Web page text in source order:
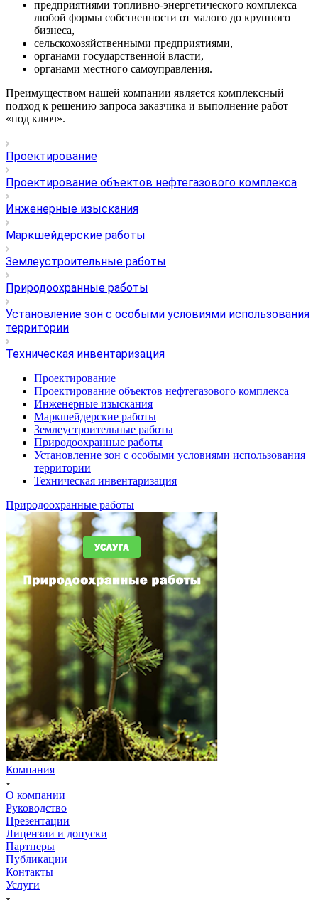
предприятиями топливно-энергетического комплекса
любой формы собственности от малого до крупного
бизнеса,
сельскохозяйственными предприятиями,
органами государственной власти,
органами местного самоуправления.
Преимуществом нашей компании является комплексный
подход к решению запроса заказчика и выполнение работ
«под ключ».
Проектирование
Проектирование объектов нефтегазового комплекса
Инженерные изыскания
Маркшейдерские работы
Землеустроительные работы
Природоохранные работы
Установление зон с особыми условиями использования
территории
Техническая инвентаризация
Проектирование
Проектирование объектов нефтегазового комплекса
Инженерные изыскания
Маркшейдерские работы
Землеустроительные работы
Природоохранные работы
Установление зон с особыми условиями использования
территории
Техническая инвентаризация
Природоохранные работы
Компания
О компании
Руководство
Презентации
Лицензии и допуски
Партнеры
Публикации
Контакты
Услуги